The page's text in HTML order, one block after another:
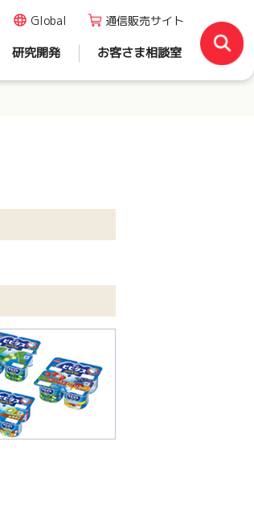
研究開発 お客さま相談室
Global 通信販売サイト